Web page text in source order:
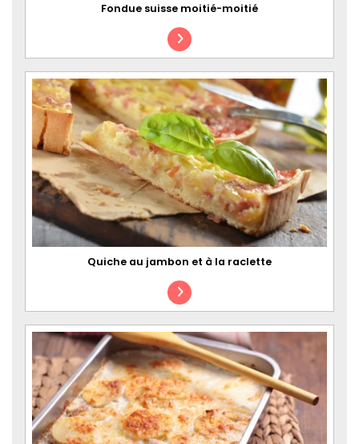
Fondue suisse moitié-moitié
Quiche au jambon et à la raclette